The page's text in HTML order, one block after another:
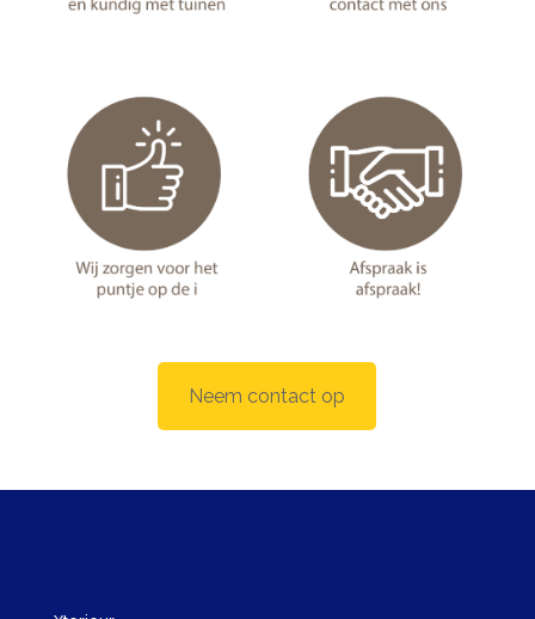
Neem contact op